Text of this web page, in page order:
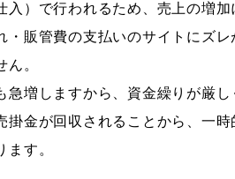
）で行われるため、売上の増
・販管費の支払いのサイトにズ
。
急増しますから、資金繰りが厳
掛金が回収されることから、一
す。